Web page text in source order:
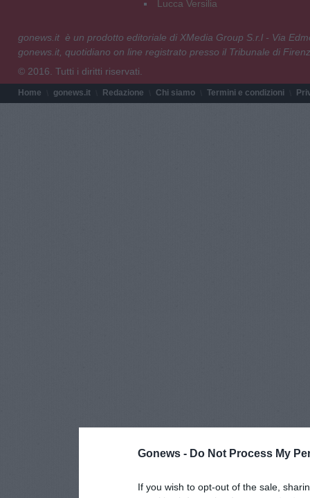
Gonews - Do Not Process My
If you wish to opt-out of the sale,
Lucca Versilia
gonews.it è un prodotto editoriale di XMedia Group S.r.l - Via
gonews.it, quotidiano on line registrato presso il Tribunale di
© 2016. Tutti i diritti riservati.
Home gonews.it Redazione Chi siamo Termini e condizioni